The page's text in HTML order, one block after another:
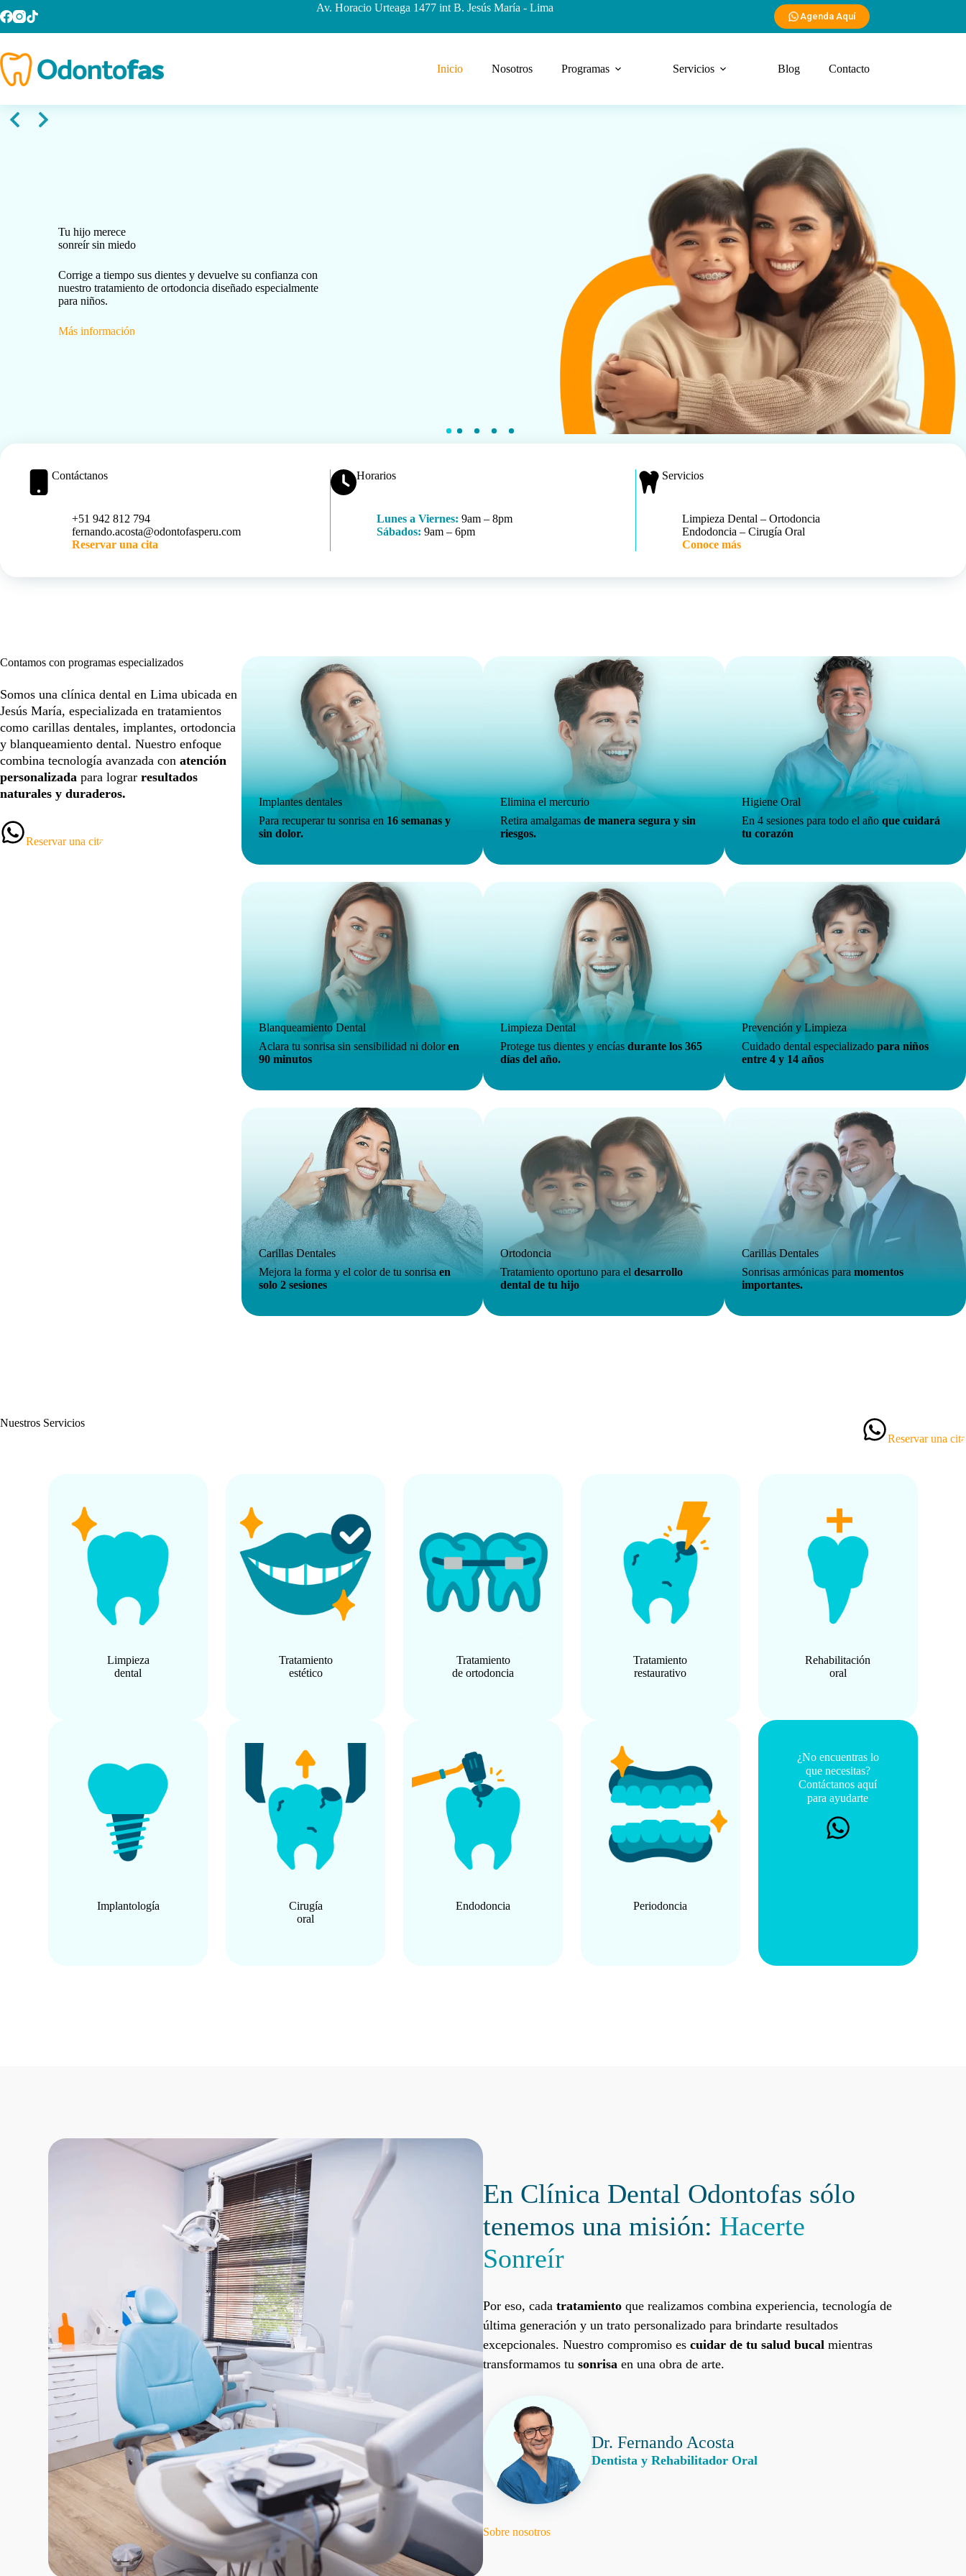
al
contenido
Av. Horacio Urteaga 1477 int B. Jesús María - Lima
Agenda Aquí
Inicio Nosotros Programas Servicios Blog Contacto
Tu hijo merece
sonreír sin miedo
Corrige a tiempo sus dientes y devuelve su confianza con
nuestro tratamiento de ortodoncia diseñado especialmente
para niños.
Más información
Contáctanos
+51 942 812 794
fernando.acosta@odontofasperu.com
Reservar una cita
Horarios
Lunes a Viernes: 9am – 8pm
Sábados: 9am – 6pm
Servicios
Limpieza Dental – Ortodoncia
Endodoncia – Cirugía Oral
Conoce más
Contamos con programas especializados
Somos una clínica dental en Lima ubicada en
Jesús María, especializada en tratamientos
como carillas dentales, implantes, ortodoncia
y blanqueamiento dental. Nuestro enfoque
combina tecnología avanzada con atención
personalizada para lograr resultados
naturales y duraderos.
Reservar una cita
Implantes dentales
Para recuperar tu sonrisa en 16 semanas y
sin dolor.
Elimina el mercurio
Retira amalgamas de manera segura y sin
riesgos.
Higiene Oral
En 4 sesiones para todo el año que cuidará
tu corazón
Blanqueamiento Dental
Aclara tu sonrisa sin sensibilidad ni doloren
90 minutos
Limpieza Dental
Protege tus dientes y encías durante los 365
días del año.
Prevención y Limpieza
Cuidado dental especializado para niños
entre 4 y 14 años
Carillas Dentales
Mejora la forma y el color de tu sonrisaen
solo 2 sesiones
Ortodoncia
Tratamiento oportuno para el desarrollo
dental de tu hijo
Carillas Dentales
Sonrisas armónicas para momentos
importantes.
Nuestros Servicios
Reservar una cita
Limpieza
dental
Tratamiento
estético
Tratamiento
de ortodoncia
Tratamiento
restaurativo
Rehabilitación
oral
Implantología
Cirugía
oral
Endodoncia Periodoncia
¿No encuentras lo
que necesitas?
Contáctanos aquí
para ayudarte
En Clínica Dental Odontofas sólo
tenemos una misión: Hacerte
Sonreír
Por eso, cada tratamiento que realizamos combina experiencia, tecnología de
última generación y un trato personalizado para brindarte resultados
excepcionales. Nuestro compromiso es cuidar de tu salud bucal mientras
transformamos tu sonrisa en una obra de arte.
Dr. Fernando Acosta
Dentista y Rehabilitador Oral
Sobre nosotros